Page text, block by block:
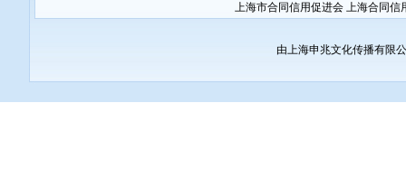
上海市合同信用促进会 上海合同
由上海申兆文化传播有限